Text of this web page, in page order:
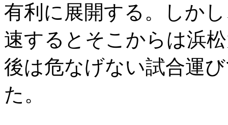
有利に展開する。しか
速するとそこからは浜
後は危なげない試合運
た。